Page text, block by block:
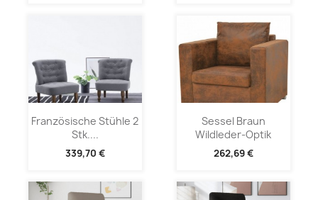
Französische Stühle 2
Stk....
339,70 €
Sessel Braun
Wildleder-Optik
262,69 €